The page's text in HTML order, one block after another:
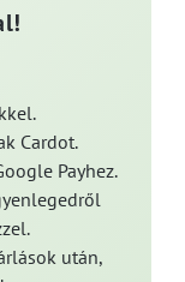
Cardot.
Payhez.
után,